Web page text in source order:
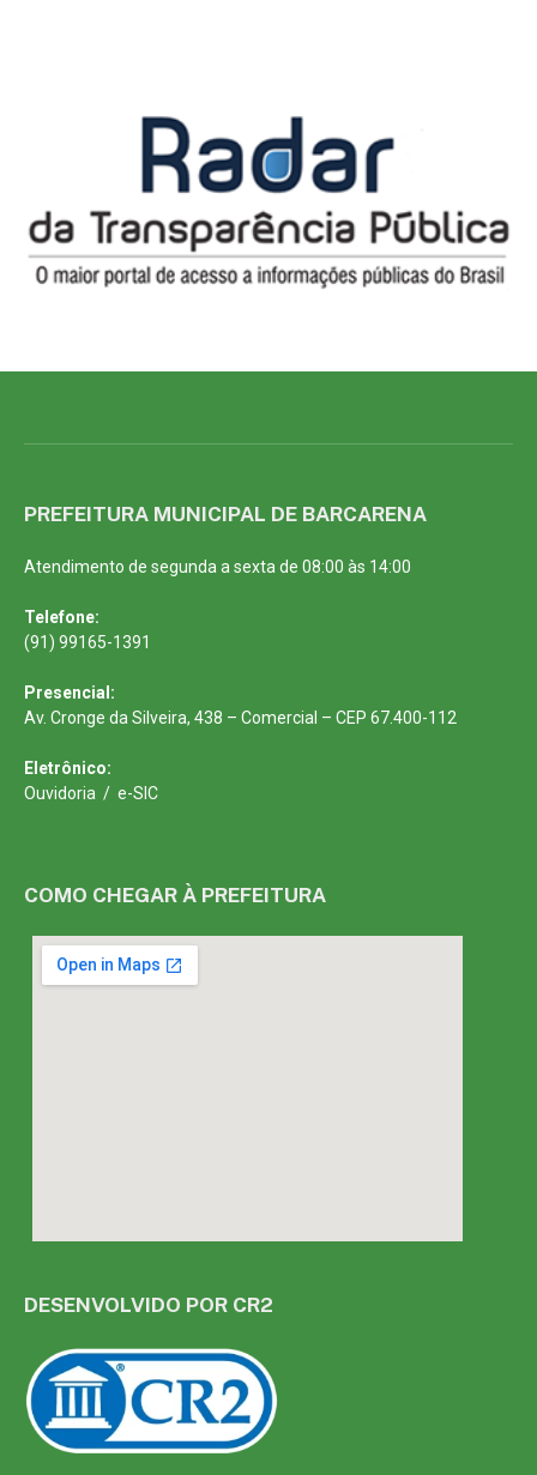
PREFEITURA MUNICIPAL DE BARCARENA
Atendimento de segunda a sexta de 08:00 às 14:00
Telefone:
(91) 99165-1391
Presencial:
Av. Cronge da Silveira, 438 – Comercial – CEP 67.400-112
Eletrônico:
Ouvidoria / e-SIC
COMO CHEGAR À PREFEITURA
DESENVOLVIDO POR CR2